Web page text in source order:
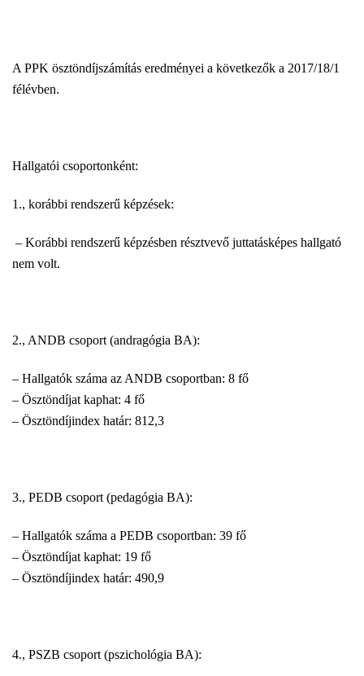
A PPK ösztöndíjszámítás eredményei a következők a 2017/18/1
félévben.
Hallgatói csoportonként:
1., korábbi rendszerű képzések:
– Korábbi rendszerű képzésben résztvevő juttatásképes hallgató
nem volt.
2., ANDB csoport (andragógia BA):
– Hallgatók száma az ANDB csoportban: 8 fő
– Ösztöndíjat kaphat: 4 fő
– Ösztöndíjindex határ: 812,3
3., PEDB csoport (pedagógia BA):
– Hallgatók száma a PEDB csoportban: 39 fő
– Ösztöndíjat kaphat: 19 fő
– Ösztöndíjindex határ: 490,9
4., PSZB csoport (pszichológia BA):